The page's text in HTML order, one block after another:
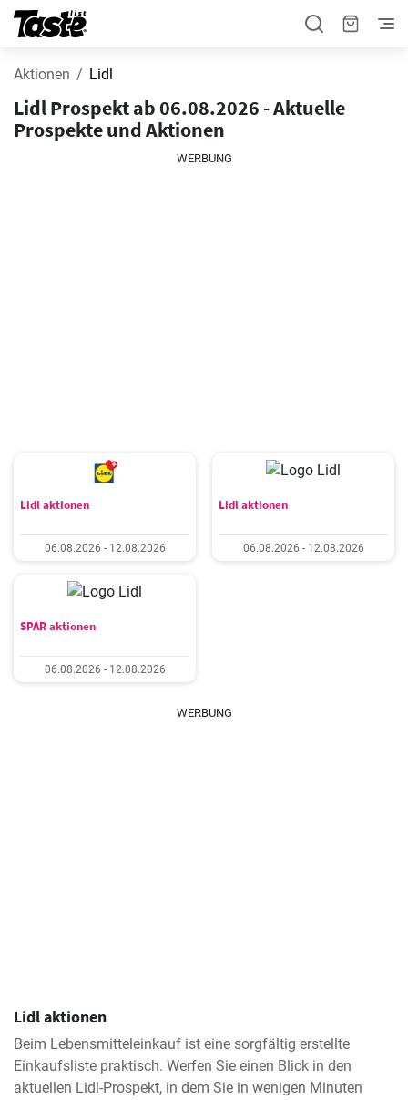
Aktionen Lidl
Lidl Prospekt ab 06.08.2026 - Aktuelle
Prospekte und Aktionen
WERBUNG
Lidl aktionen
06.08.2026 - 12.08.2026
Lidl aktionen
06.08.2026 - 12.08.2026
SPAR aktionen
06.08.2026 - 12.08.2026
WERBUNG
Lidl aktionen
Beim Lebensmitteleinkauf ist eine sorgfältig erstellte
Einkaufsliste praktisch. Werfen Sie einen Blick in den
aktuellen Lidl-Prospekt, in dem Sie in wenigen Minuten